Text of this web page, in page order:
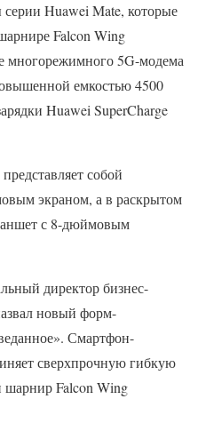
Huawei Mate, которые
Falcon Wing
многорежимного 5G-модема
емкостью 4500
Huawei SuperCharge
собой
экраном, а в раскрытом
с 8-дюймовым
директор бизнес-
новый форм-
Смартфон-
сверхпрочную гибкую
шарнир Falcon Wing